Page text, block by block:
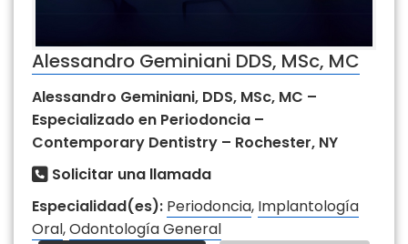
Alessandro Geminiani DDS, MSc, MC
Alessandro Geminiani, DDS, MSc, MC –
Especializado en Periodoncia –
Contemporary Dentistry – Rochester, NY
Solicitar una llamada
Especialidad(es): Periodoncia, Implantología
Oral,Odontología General